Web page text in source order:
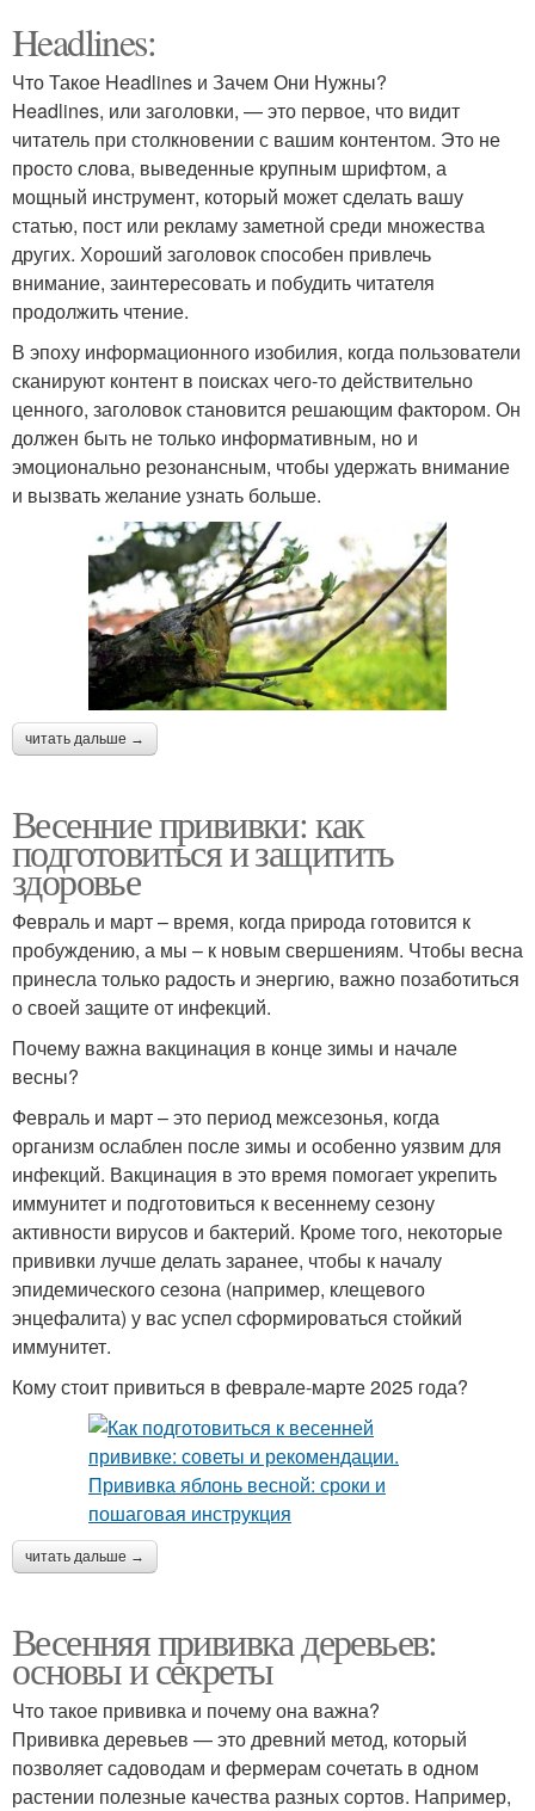
Headlines:
Что Такое Headlines и Зачем Они Нужны?
Headlines, или заголовки, — это первое, что видит
читатель при столкновении с вашим контентом. Это не
просто слова, выведенные крупным шрифтом, а
мощный инструмент, который может сделать вашу
статью, пост или рекламу заметной среди множества
других. Хороший заголовок способен привлечь
внимание, заинтересовать и побудить читателя
продолжить чтение.
В эпоху информационного изобилия, когда пользователи
сканируют контент в поисках чего-то действительно
ценного, заголовок становится решающим фактором. Он
должен быть не только информативным, но и
эмоционально резонансным, чтобы удержать внимание
и вызвать желание узнать больше.
читать дальше →
Весенние прививки: как
подготовиться и защитить
здоровье
Февраль и март – время, когда природа готовится к
пробуждению, а мы – к новым свершениям. Чтобы весна
принесла только радость и энергию, важно позаботиться
о своей защите от инфекций.
Почему важна вакцинация в конце зимы и начале
весны?
Февраль и март – это период межсезонья, когда
организм ослаблен после зимы и особенно уязвим для
инфекций. Вакцинация в это время помогает укрепить
иммунитет и подготовиться к весеннему сезону
активности вирусов и бактерий. Кроме того, некоторые
прививки лучше делать заранее, чтобы к началу
эпидемического сезона (например, клещевого
энцефалита) у вас успел сформироваться стойкий
иммунитет.
Кому стоит привиться в феврале-марте 2025 года?
читать дальше →
Весенняя прививка деревьев:
основы и секреты
Что такое прививка и почему она важна?
Прививка деревьев — это древний метод, который
позволяет садоводам и фермерам сочетать в одном
растении полезные качества разных сортов. Например,